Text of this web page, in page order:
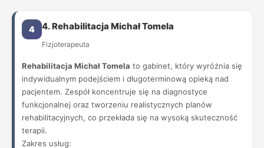
4 4. Rehabilitacja Michał Tomela
Fizjoterapeuta
Rehabilitacja Michał Tomela to gabinet, który wyróżnia się
indywidualnym podejściem i długoterminową opieką nad
pacjentem. Zespół koncentruje się na diagnostyce
funkcjonalnej oraz tworzeniu realistycznych planów
rehabilitacyjnych, co przekłada się na wysoką skuteczność
terapii.
Zakres usług: